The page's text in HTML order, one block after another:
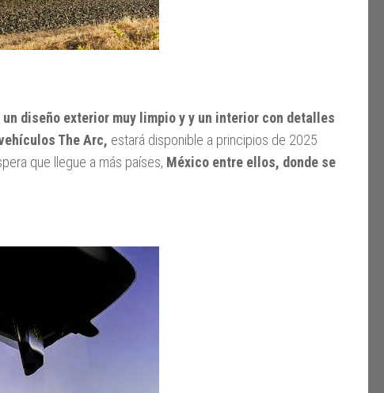
diseño exterior muy limpio y y un interior con detalles
The Arc, estará disponible a principios de 2025
que llegue a más países, México entre ellos, donde se